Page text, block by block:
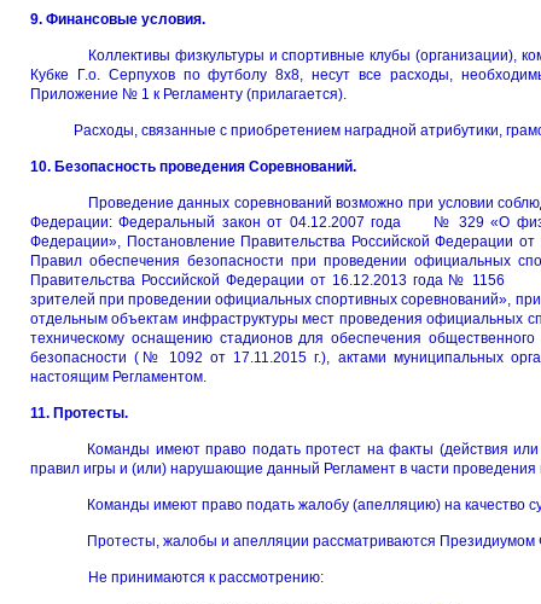
9. Финансовые условия.
Коллективы физкультуры и спортивные клубы (организации),
Кубке Г.о. Серпухов по футболу 8х8, несут все расходы,
Приложение № 1 к Регламенту (прилагается).
Расходы, связанные с приобретением наградной атрибутики,
10. Безопасность проведения Соревнований.
Проведение данных соревнований возможно при условии
Федерации: Федеральный закон от 04.12.2007 года № 329 «О
Федерации», Постановление Правительства Российской Федерации
Правил обеспечения безопасности при проведении официальных
Правительства Российской Федерации от 16.12.2013 года №
зрителей при проведении официальных спортивных соревнований»,
отдельным объектам инфраструктуры мест проведения
техническому оснащению стадионов для обеспечения
безопасности (№ 1092 от 17.11.2015 г.), актами муниципальных
настоящим Регламентом.
11. Протесты.
Команды имеют право подать протест на факты (действия
правил игры и (или) нарушающие данный Регламент в части проведения
Команды имеют право подать жалобу (апелляцию) на качество
Протесты, жалобы и апелляции рассматриваются
Не принимаются к рассмотрению: